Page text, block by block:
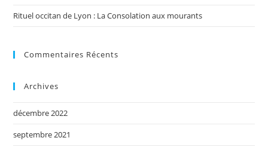
Rituel occitan de Lyon : La Consolation aux mourants
Commentaires Récents
Archives
décembre 2022
septembre 2021